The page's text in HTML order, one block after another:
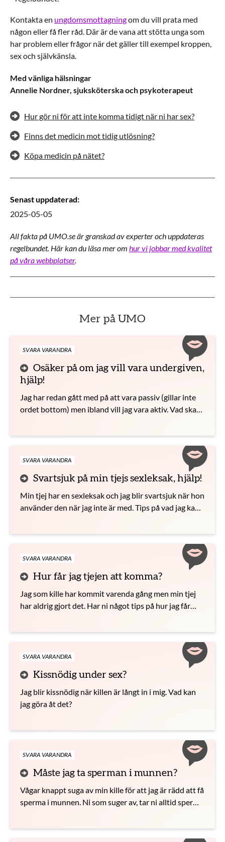
Kontakta en ungdomsmottagningom du vill prata med
någon eller få fler råd. Där är de vana att stötta unga som
har problem eller frågor när det gäller till exempel kroppen,
sex och självkänsla.
Med vänliga hälsningar
Annelie Nordner, sjuksköterska och psykoterapeut
Hur gör ni för att inte komma tidigt när ni har sex?
Finns det medicin mot tidig utlösning?
Köpa medicin på nätet?
Senast uppdaterad:
2025-05-05
All fakta på UMO.se är granskad av experter och uppdateras
regelbundet. Här kan du läsa mer om hur vi jobbar med kvalitet
på våra webbplatser.
Mer på UMO
SVARA VARANDRA
Osäker på om jag vill vara undergiven,
hjälp!
Jag har redan gått med på att vara passiv (gillar inte
ordet bottom) men ibland vill jag vara aktiv. Vad ska
SVARA VARANDRA
Svartsjuk på min tjejs sexleksak, hjälp!
Min tjej har en sexleksak och jag blir svartsjuk när hon
använder den när jag inte är med. Tips på vad jag kan
SVARA VARANDRA
Hur får jag tjejen att komma?
Jag som kille har kommit varenda gång men min tjej
har aldrig gjort det. Har ni något tips på hur jag får
SVARA VARANDRA
Kissnödig under sex?
Jag blir kissnödig när killen är långt in i mig. Vad kan
jag göra åt det?
SVARA VARANDRA
Måste jag ta sperman i munnen?
Vågar knappt suga av min kille för att jag är rädd att få
sperma i munnen. Ni som suger av, tar ni alltid sperma